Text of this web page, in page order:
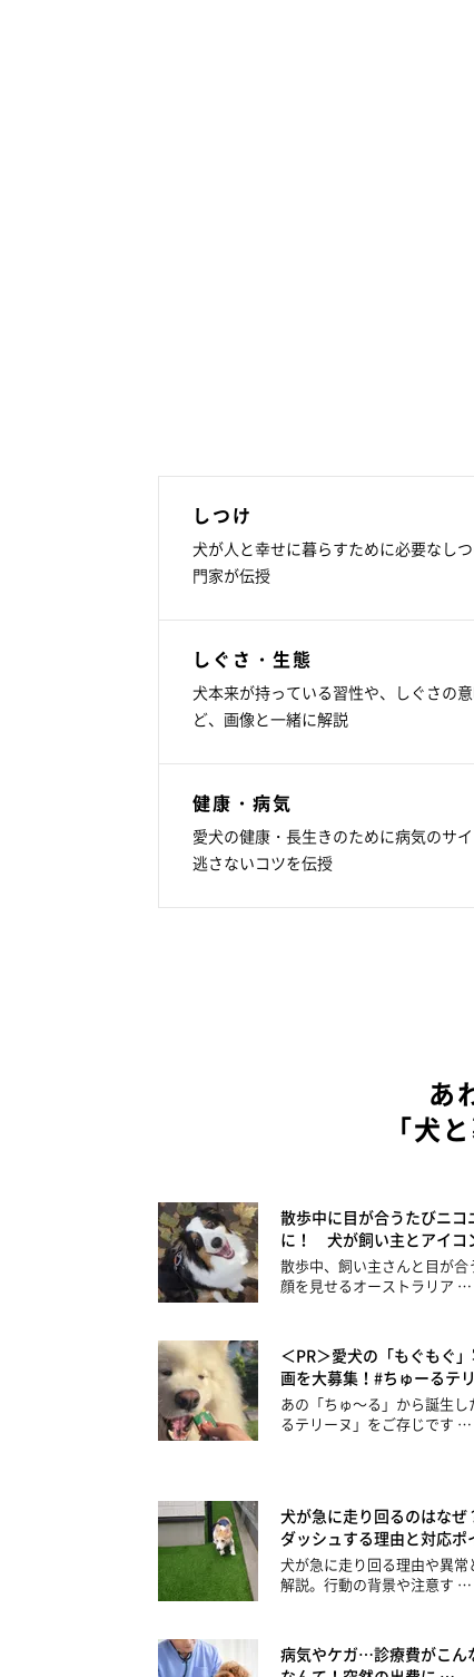
しつけ
犬が人と幸せに暮らすために必要なし
門家が伝授
しぐさ・生態
犬本来が持っている習性や、しぐさの
ど、画像と一緒に解説
健康・病気
愛犬の健康・長生きのために病気のサ
逃さないコツを伝授
あ
「犬
散歩中に目が合うたびニコ
に！ 犬が飼い主とアイコ
散歩中、飼い主さんと目が合
顔を見せるオーストラリア …
＜PR＞愛犬の「もぐもぐ
画を大募集！#ちゅーるテ
あの「ちゅ～る」から誕生し
るテリーヌ」をご存じです …
犬が急に走り回るのはな
ダッシュする理由と対応
犬が急に走り回る理由や異常
解説。行動の背景や注意す …
病気やケガ…診療費がこん